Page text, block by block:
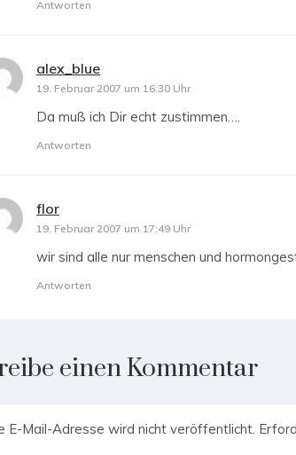
Antworten
alex_blue
19. Februar 2007 um 16:30 Uhr
Da muß ich Dir echt zustimmen….
Antworten
flor
19. Februar 2007 um 17:49 Uhr
wir sind alle nur menschen und
Antworten
einen Kommentar
E-Mail-Adresse wird nicht veröffentlicht.